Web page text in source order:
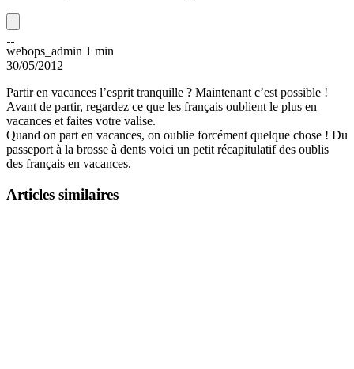
webops_admin 1 min
30/05/2012
Partir en vacances l’esprit tranquille ? Maintenant c’est possible !
Avant de partir, regardez ce que les français oublient le plus en
vacances et faites votre valise.
Quand on part en vacances, on oublie forcément quelque chose ! Du
passeport à la brosse à dents voici un petit récapitulatif des oublis
des français en vacances.
Articles similaires